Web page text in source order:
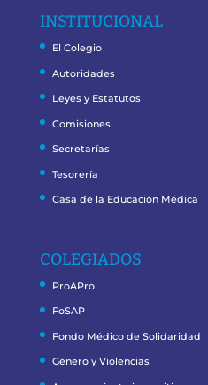
INSTITUCIONAL
El Colegio
Autoridades
Leyes y Estatutos
Comisiones
Secretarías
Tesorería
Casa de la Educación Médica
COLEGIADOS
ProAPro
FoSAP
Fondo Médico de Solidaridad
Género y Violencias